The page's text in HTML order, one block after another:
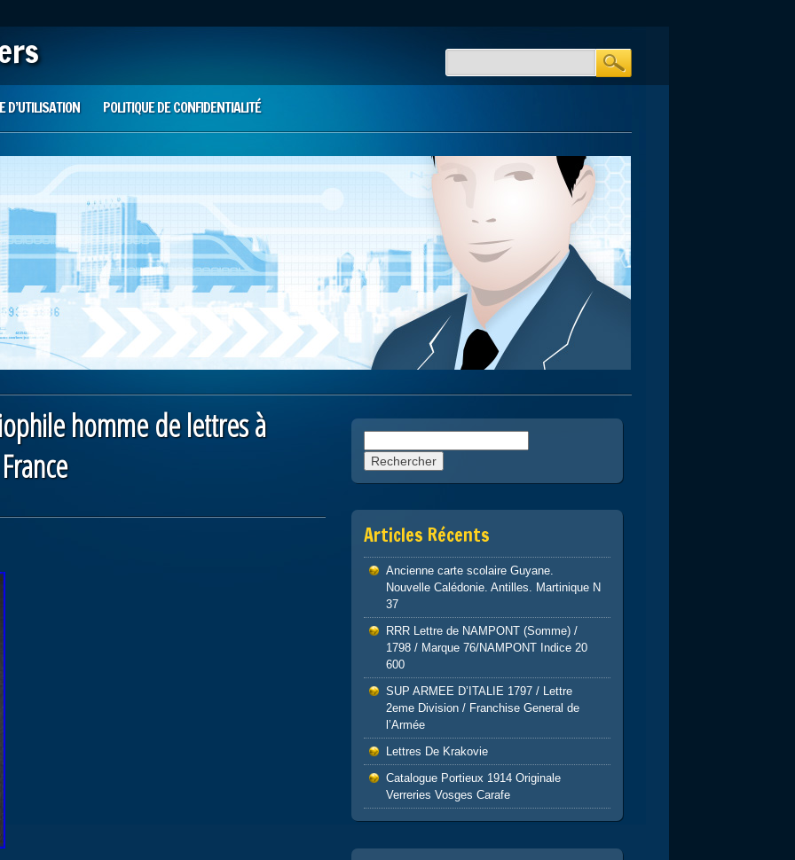
D’UTILISATION POLITIQUE DE CONFIDENTIALITÉ
homme de lettres à
Articles Récents
Ancienne carte scolaire Guyane.
Nouvelle Calédonie. Antilles. Martinique N
37
RRR Lettre de NAMPONT (Somme) /
1798 / Marque 76/NAMPONT Indice 20
600
SUP ARMEE D’ITALIE 1797 / Lettre
2eme Division / Franchise General de
l’Armée
Lettres De Krakovie
Catalogue Portieux 1914 Originale
Verreries Vosges Carafe